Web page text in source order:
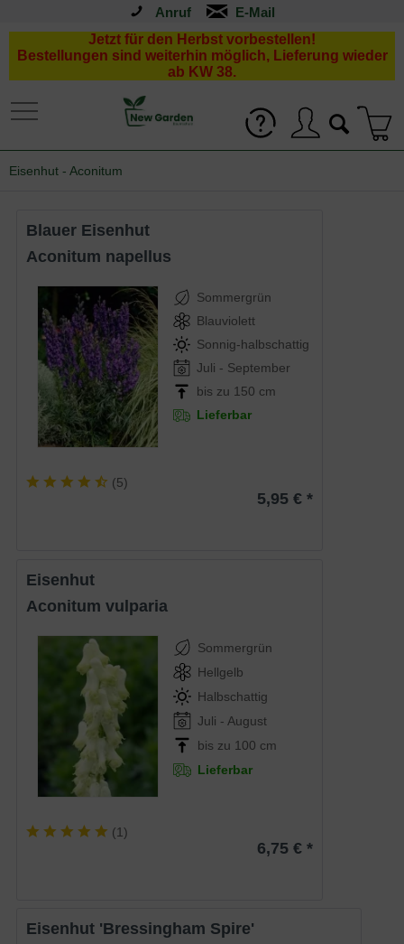
Anruf
Jetzt für den Herbst vorbestellen!
Bestellungen sind weiterhin möglich, Lieferung wieder
ab KW 38.
Eisenhut - Aconitum
Blauer Eisenhut
Aconitum napellus
Sommergrün
Blauviolett
Sonnig-halbschattig
Juli - September
bis zu 150 cm
Lieferbar
(5)
5,95 € *
Eisenhut
Aconitum vulparia
Sommergrün
Hellgelb
Halbschattig
Juli - August
bis zu 100 cm
Lieferbar
(1)
6,75 € *
Eisenhut 'Bressingham Spire'